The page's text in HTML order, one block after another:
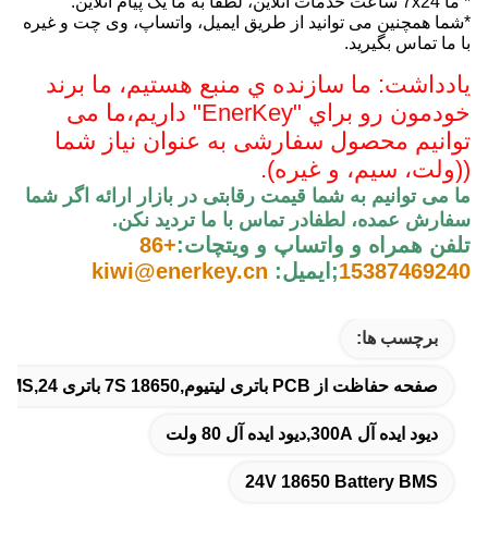
*شما همچنین می توانید از طریق ایمیل، واتساپ، وی چت و غیره
با ما تماس بگیرید.
يادداشت: ما سازنده ي منبع هستيم، ما برند
خودمون رو براي "EnerKey" داريم،
ما می
توانیم محصول سفارشی به عنوان نیاز شما
((ولت، سیم، و غیره).
ما می توانیم به شما قیمت رقابتی در بازار ارائه اگر شما
سفارش عمده، لطفادر تماس با ما ترديد نکن.
تلفن همراه و واتساپ و ويتچات:
+86
15387469240
; ایمیل: kiwi@enerkey.cn
برچسب ها:
صفحه حفاظت از PCB باتری لیتیوم,7S 18650 باتری BMS,24 ولت 18650 باتری BMS
دیود ایده آل 300A,دیود ایده آل 80 ولت
24V 18650 Battery BMS